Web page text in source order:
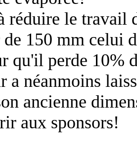
réduire le travail
de 150 mm celui
qu'il perde 10%
a néanmoins
ancienne
aux sponsors!